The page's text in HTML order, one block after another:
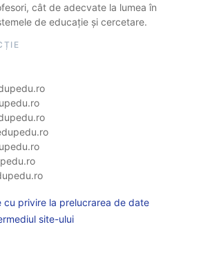
cât de adecvate la lumea în
de educație și cercetare.
cu privire la prelucrarea de date
site-ului